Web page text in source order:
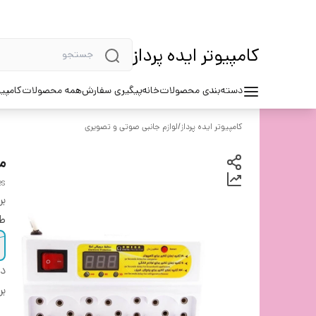
کامپیوتر ایده پرداز
دسته‌بندی محصولاتخانهپیگیری سفارشهمه محصولات
کامپیوتر ایده پرداز/لوازم جانبی صوتی و تصویری